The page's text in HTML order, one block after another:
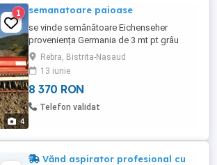
4
1 semanatoare paioase
se vinde semănătoare Eichenseher
proveniența Germania de 3 mt pt grâu
trifoi,lucerna,porumb,floare,și multe altele
mai multe detalii la telefon
Rebra, Bistrita-Nasaud
13 iunie
8 370 RON
Telefon validat
Vănd aspirator profesional cu